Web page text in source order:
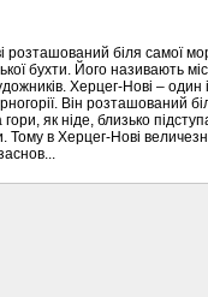
розташований біля самої
бухти. Його називають
Херцег-Нові –
Він розташований
гори, як ніде, близько
в Херцег-Нові величезна